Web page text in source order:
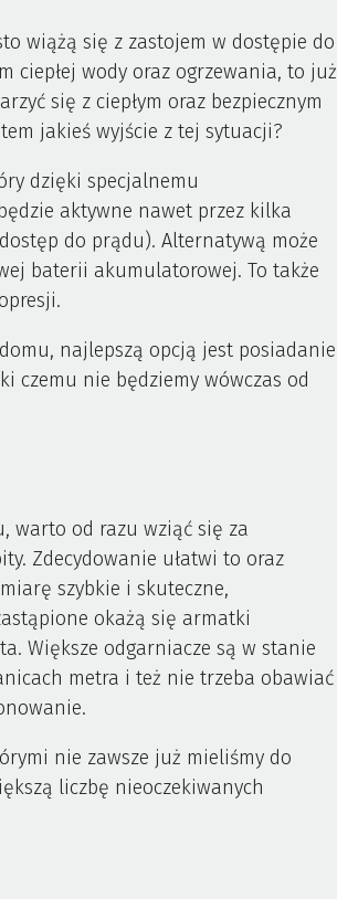
wiążą się z zastojem w dostępie do
ciepłej wody oraz ogrzewania, to już
się z ciepłym oraz bezpiecznym
jakieś wyjście z tej sytuacji?
dzięki specjalnemu
aktywne nawet przez kilka
do prądu). Alternatywą może
baterii akumulatorowej. To także
najlepszą opcją jest posiadanie
czemu nie będziemy wówczas od
warto od razu wziąć się za
Zdecydowanie ułatwi to oraz
szybkie i skuteczne,
okażą się armatki
Większe odgarniacze są w stanie
metra i też nie trzeba obawiać
nie zawsze już mieliśmy do
liczbę nieoczekiwanych